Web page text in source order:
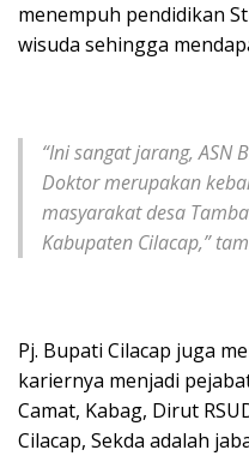
menempuh pendidikan
wisuda sehingga
“Ini sangat jarang, ASN
Doktor merupakan
masyarakat desa
Kabupaten Cilacap,”
Pj. Bupati Cilacap juga
kariernya menjadi
Camat, Kabag, Dirut
Cilacap, Sekda adalah